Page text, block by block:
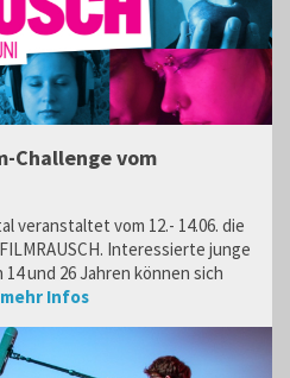
Challenge vom
veranstaltet vom 12.- 14.06. die
Interessierte junge
und 26 Jahren können sich
Infos